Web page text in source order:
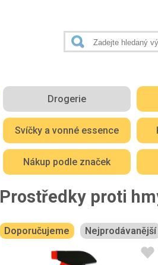
Drogerie
Svíčky a vonné essence
Nákup podle značek
Prostředky proti
Doporučujeme Nejprodávanější